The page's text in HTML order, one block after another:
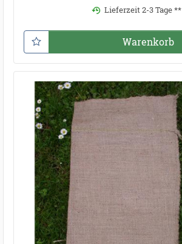
Lieferzeit 2-3 Tage **
Warenkorb